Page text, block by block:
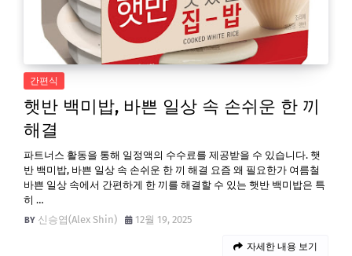
간편식
햇반 백미밥, 바쁜 일상 속 손쉬운 한 끼
해결
파트너스 활동을 통해 일정액의 수수료를 제공받을 수 있습니다. 햇
반 백미밥, 바쁜 일상 속 손쉬운 한 끼 해결 요즘 왜 필요한가 여름철
바쁜 일상 속에서 간편하게 한 끼를 해결할 수 있는 햇반 백미밥은 특
히 …
신승엽(Alex Shin)
12월 19, 2025
자세한 내용 보기